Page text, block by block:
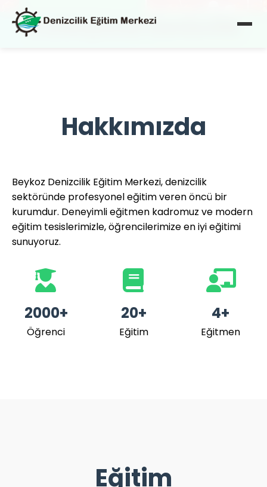
Profesyonel Denizcilik
Uluslararası standartlarda sertifikalı eğitimler
Hakkımızda
Beykoz Denizcilik Eğitim Merkezi, denizcilik
sektöründe profesyonel eğitim veren öncü bir
kurumdur. Deneyimli eğitmen kadromuz ve modern
eğitim tesislerimizle, öğrencilerimize en iyi eğitimi
sunuyoruz.
2000+
Öğrenci
20+
Eğitim
4+
Eğitmen
Eğitim